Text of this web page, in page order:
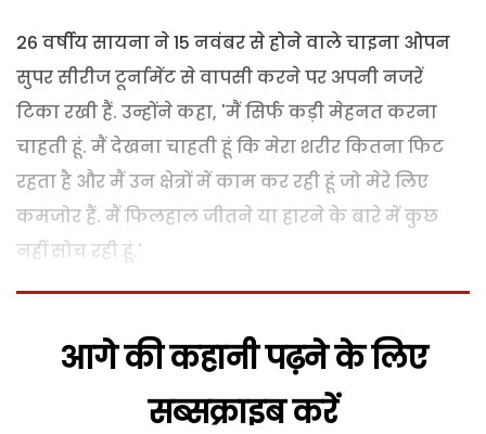
26 वर्षीय सायना ने 15 नवंबर से होने वाले चाइना ओपन
सुपर सीरीज टूर्नामेंट से वापसी करने पर अपनी नजरें
टिका रखी हैं. उन्होंने कहा, 'मैं सिर्फ कड़ी मेहनत करना
चाहती हूं. मैं देखना चाहती हूं कि मेरा शरीर कितना फिट
रहता है और मैं उन क्षेत्रों में काम कर रही हूं जो मेरे लिए
कमजोर हैं. मैं फिलहाल जीतने या हारने के बारे में कुछ
नहीं सोच रही हूं.'
आगे की कहानी पढ़ने के लिए
सब्सक्राइब करें